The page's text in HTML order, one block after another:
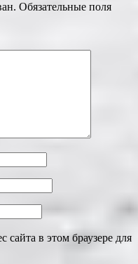
Обязательные поля
сайта в этом браузере для